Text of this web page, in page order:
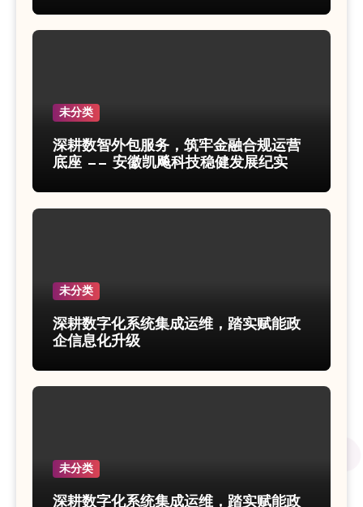
未分类
深耕数智外包服务，筑牢金融合规运营
底座 —— 安徽凯飚科技稳健发展纪实
未分类
深耕数字化系统集成运维，踏实赋能政
企信息化升级
未分类
深耕数字化系统集成运维，踏实赋能政